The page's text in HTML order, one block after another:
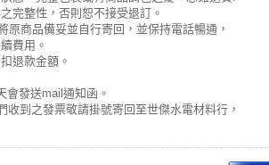
完整性，否則恕不接受退訂。
商品備妥並自行寄回，並保持電話暢通，
費用。
退款金額。
會發送mail通知函。
到之發票敬請掛號寄回至世傑水電材料行，